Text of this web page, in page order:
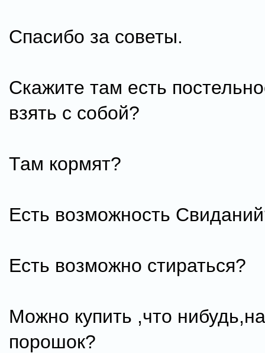
Спасибо за советы.
Скажите там есть
взять с собой?
Там кормят?
Есть возможность
Есть возможно стираться?
Можно купить ,что
порошок?